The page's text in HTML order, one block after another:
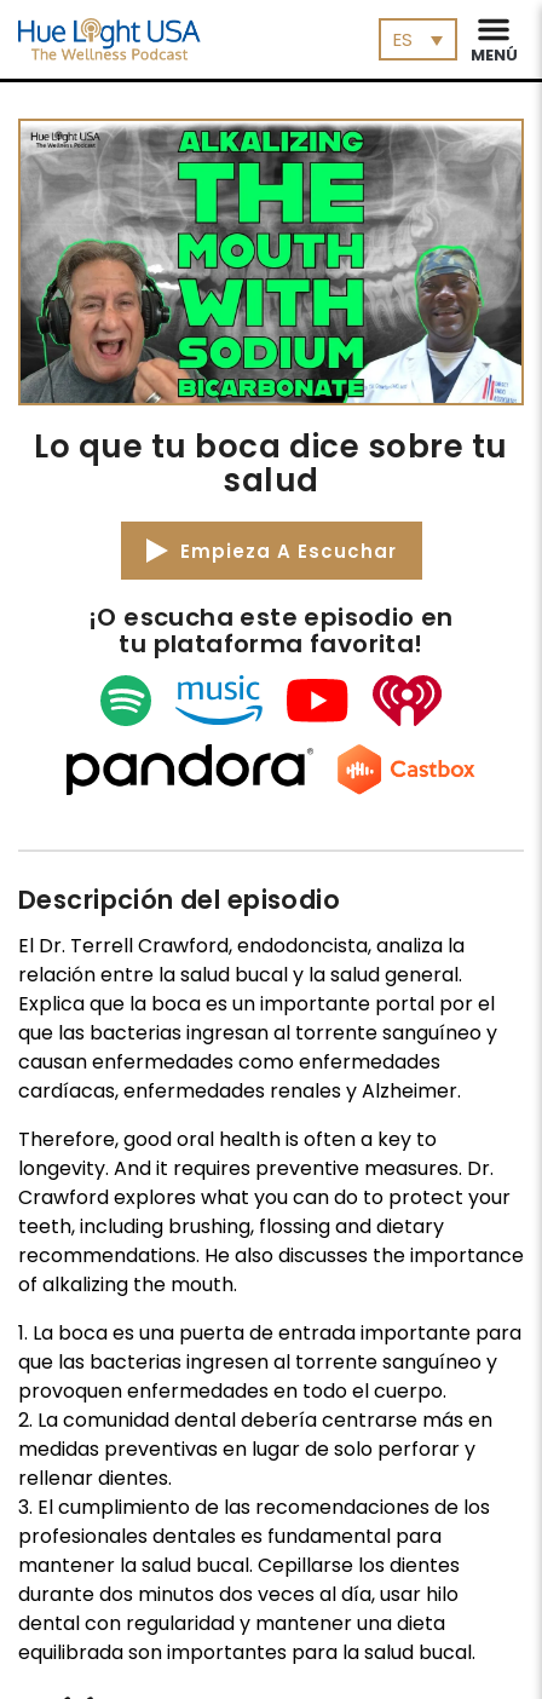
ES
MENÚ
Lo que tu boca dice sobre tu
salud
Empieza A Escuchar
¡O escucha este episodio en
tu plataforma favorita!
Descripción del episodio
El Dr. Terrell Crawford, endodoncista, analiza la
relación entre la salud bucal y la salud general.
Explica que la boca es un importante portal por el
que las bacterias ingresan al torrente sanguíneo y
causan enfermedades como enfermedades
cardíacas, enfermedades renales y Alzheimer.
Therefore, good oral health is often a key to
longevity. And it requires preventive measures. Dr.
Crawford explores what you can do to protect your
teeth, including brushing, flossing and dietary
recommendations. He also discusses the importance
of alkalizing the mouth.
La boca es una puerta de entrada importante para
que las bacterias ingresen al torrente sanguíneo y
provoquen enfermedades en todo el cuerpo.
La comunidad dental debería centrarse más en
medidas preventivas en lugar de solo perforar y
rellenar dientes.
El cumplimiento de las recomendaciones de los
profesionales dentales es fundamental para
mantener la salud bucal. Cepillarse los dientes
durante dos minutos dos veces al día, usar hilo
dental con regularidad y mantener una dieta
equilibrada son importantes para la salud bucal.